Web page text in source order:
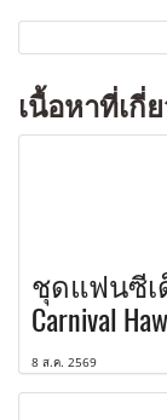
เนื้อหาที่เกี่
ชุดแฟนซีเ
Carnival
8 ส.ค. 2569